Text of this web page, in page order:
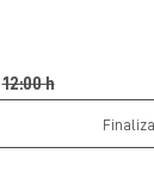
12:00 h